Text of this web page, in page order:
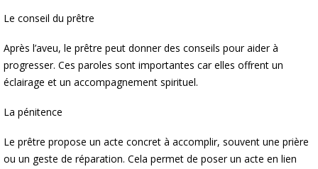
Le conseil du prêtre
Après l’aveu, le prêtre peut donner des conseils pour aider à
progresser. Ces paroles sont importantes car elles offrent un
éclairage et un accompagnement spirituel.
La pénitence
Le prêtre propose un acte concret à accomplir, souvent une prière
ou un geste de réparation. Cela permet de poser un acte en lien